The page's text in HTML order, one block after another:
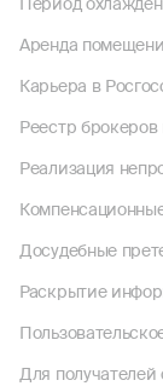
Аренда
Карьера в
Реестр брокеров
Реализация
Досудебные
Раскрытие
Для получателей